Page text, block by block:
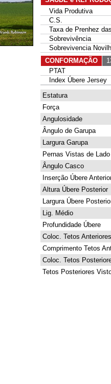
Vida Produtiva
C.S.
Taxa de Prenhez
Sobrevivência
Sobrevivencia
CONFORMAÇÃO
PTAT
Index Úbere Jersey
Estatura
Força
Angulosidade
Ângulo de Garupa
Largura Garupa
Pernas Vistas de Lado
Ângulo Casco
Inserção Úbere
Altura Úbere Posterior
Largura Úbere
Lig. Médio
Profundidade Úbere
Coloc. Tetos Anteriores
Comprimento Tetos
Coloc. Tetos
Tetos Posteriores